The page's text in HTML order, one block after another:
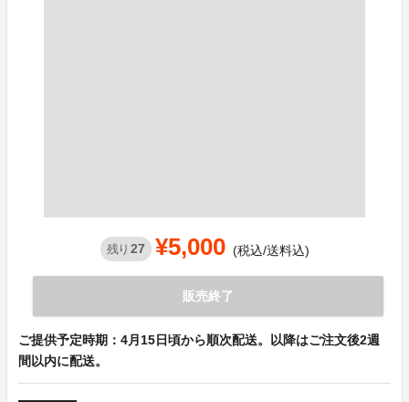
残り 27 ¥5,000 (税込/送料込)
販売終了
ご提供予定時期：4月15日頃から順次配送。以降はご注文後2週
間以内に配送。